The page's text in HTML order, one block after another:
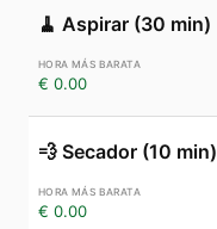
🧹 Aspirar (30 min)
€ 0.00
💨 Secador (10 min)
€ 0.00